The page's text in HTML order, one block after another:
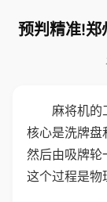
预判精准!郑
麻将机的
核心是洗牌盘
然后由吸牌轮
这个过程是物